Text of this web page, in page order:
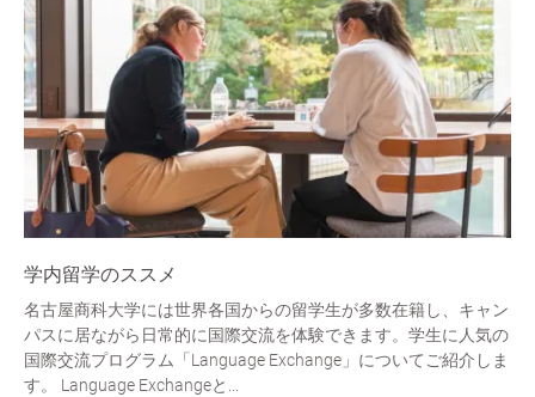
学内留学のススメ
名古屋商科大学には世界各国からの留学生が多数在籍し、キャン
パスに居ながら日常的に国際交流を体験できます。学生に人気の
国際交流プログラム「Language Exchange」についてご紹介しま
す。 Language Exchangeと...